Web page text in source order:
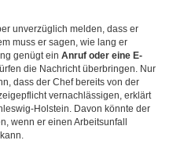
unverzüglich melden, dass er
muss er sagen, wie lang er
genügt ein Anruf oder eine E-
die Nachricht überbringen. Nur
dass der Chef bereits von der
vernachlässigen, erklärt
Holstein. Davon könnte der
wenn er einen Arbeitsunfall